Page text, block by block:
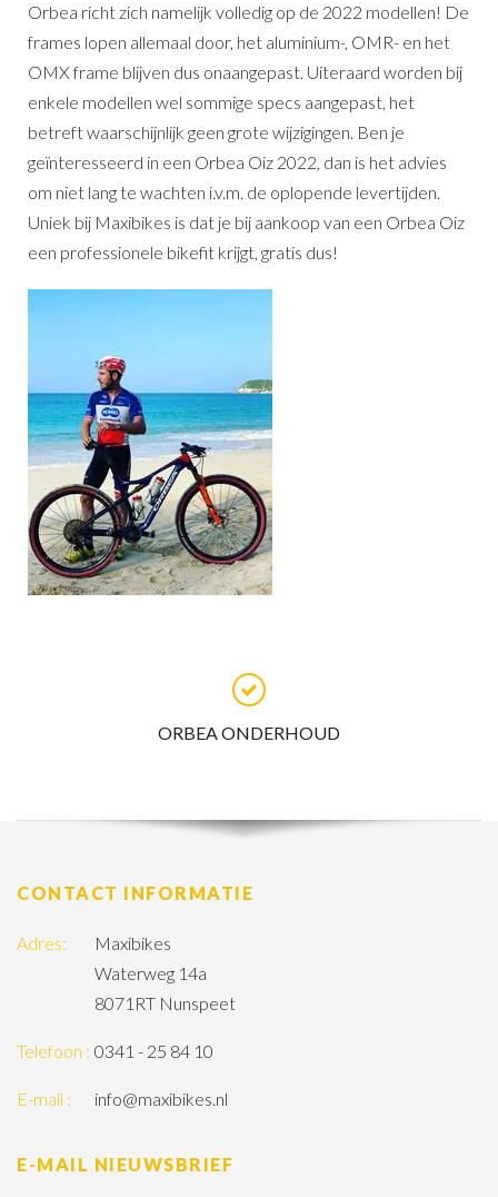
Orbea richt zich namelijk volledig op de 2022 modellen! De
frames lopen allemaal door, het aluminium-, OMR- en het
OMX frame blijven dus onaangepast. Uiteraard worden bij
enkele modellen wel sommige specs aangepast, het
betreft waarschijnlijk geen grote wijzigingen. Ben je
geïnteresseerd in een Orbea Oiz 2022, dan is het advies
om niet lang te wachten i.v.m. de oplopende levertijden.
Uniek bij Maxibikes is dat je bij aankoop van een Orbea Oiz
een professionele bikefit krijgt, gratis dus!
ORBEA ONDERHOUD
CONTACT INFORMATIE
Adres:
Maxibikes
Waterweg 14a
8071RT Nunspeet
Telefoon : 0341 - 25 84 10
E-mail : info@maxibikes.nl
E-MAIL NIEUWSBRIEF